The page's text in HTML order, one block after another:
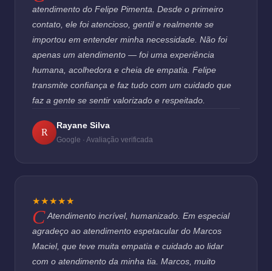
atendimento do Felipe Pimenta. Desde o primeiro
contato, ele foi atencioso, gentil e realmente se
importou em entender minha necessidade. Não foi
apenas um atendimento — foi uma experiência
humana, acolhedora e cheia de empatia. Felipe
transmite confiança e faz tudo com um cuidado que
faz a gente se sentir valorizado e respeitado.
R
Rayane Silva
Google · Avaliação verificada
★★★★★
Atendimento incrível, humanizado. Em especial
agradeço ao atendimento espetacular do Marcos
Maciel, que teve muita empatia e cuidado ao lidar
com o atendimento da minha tia. Marcos, muito